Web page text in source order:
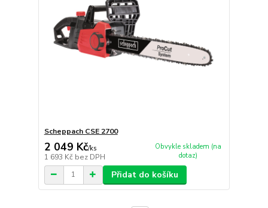
Scheppach CSE 2700
2 049 Kč/ks
1 693 Kč bez DPH
Obvykle skladem (na
dotaz)
Přidat do košíku